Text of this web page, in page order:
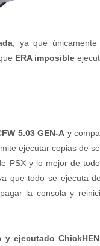
, ya que
ERA imposible
5.03 GEN-A y
ejecutar copias de
PSX y lo mejor de
ya que todo se ejecuta
la consola y
y ejecutado ChickHEN